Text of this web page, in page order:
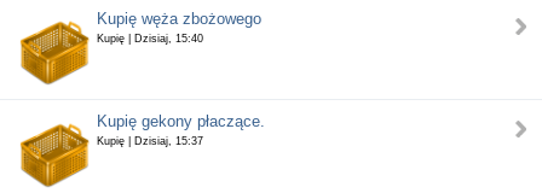
Kupię węża zbożowego
Kupię | Dzisiaj, 15:40
Kupię gekony płaczące.
Kupię | Dzisiaj, 15:37